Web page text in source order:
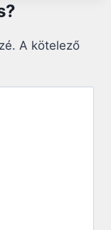
A kötelező